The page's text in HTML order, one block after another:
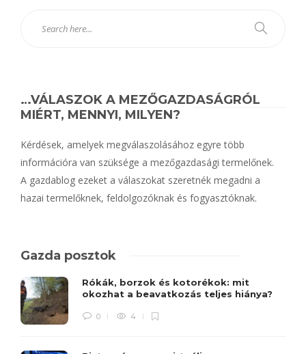
…VÁLASZOK A MEZŐGAZDASÁGRÓL
MIÉRT, MENNYI, MILYEN?
Kérdések, amelyek megválaszolásához egyre több
információra van szüksége a mezőgazdasági termelőnek.
A gazdablog ezeket a válaszokat szeretnék megadni a
hazai termelőknek, feldolgozóknak és fogyasztóknak.
Gazda posztok
Rókák, borzok és kotorékok: mit
okozhat a beavatkozás teljes hiánya?
0 4